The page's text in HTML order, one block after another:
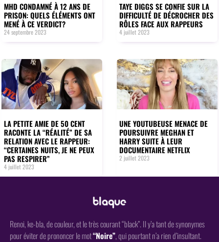
MHD CONDAMNÉ À 12 ANS DE
PRISON: QUELS ÉLÉMENTS ONT
MENÉ À CE VERDICT?
24 septembre 2023
TAYE DIGGS SE CONFIE SUR LA
DIFFICULTÉ DE DÉCROCHER DES
RÔLES FACE AUX RAPPEURS
4 juillet 2023
LA PETITE AMIE DE 50 CENT
RACONTE LA “RÉALITÉ” DE SA
RELATION AVEC LE RAPPEUR:
“CERTAINES NUITS, JE NE PEUX
PAS RESPIRER”
4 juillet 2023
UNE YOUTUBEUSE MENACE DE
POURSUIVRE MEGHAN ET
HARRY SUITE À LEUR
DOCUMENTAIRE NETFLIX
2 juillet 2023
Renoi, ke-bla, de couleur, et le très courant “black”. Il y’a tant de synonymes
pour éviter de prononcer le mot“Noire”, qui pourtant n’a rien d’insultant.